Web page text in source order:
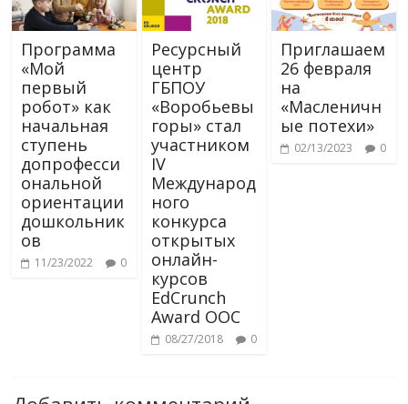
Программа
«Мой
первый
робот» как
начальная
ступень
допрофесси
ональной
ориентации
дошкольник
ов
11/23/2022 0
Ресурсный
центр
ГБПОУ
«Воробьевы
горы» стал
участником
IV
Международ
ного
конкурса
открытых
онлайн-
курсов
EdCrunch
Award OOC
08/27/2018 0
Приглашаем
26 февраля
на
«Масленичн
ые потехи»
02/13/2023 0